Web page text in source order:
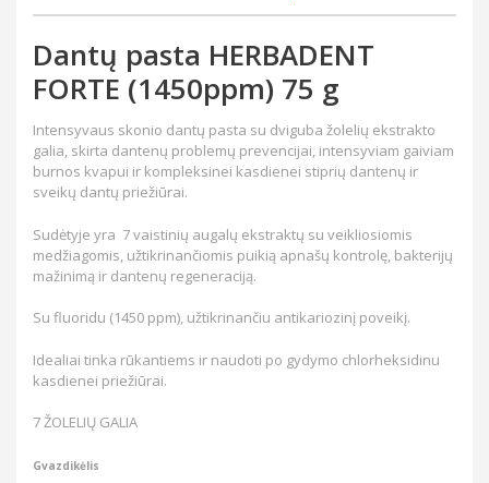
g
hidroksiapatitu 75 g
Dantų pasta HERBADENT
FORTE (1450ppm) 75 g
Intensyvaus skonio dantų pasta su dviguba žolelių ekstrakto
galia, skirta dantenų problemų prevencijai, intensyviam gaiviam
burnos kvapui ir kompleksinei kasdienei stiprių dantenų ir
sveikų dantų priežiūrai.
Sudėtyje yra 7 vaistinių augalų ekstraktų su veikliosiomis
medžiagomis, užtikrinančiomis puikią apnašų kontrolę, bakterijų
mažinimą ir dantenų regeneraciją.
Su fluoridu (1450 ppm), užtikrinančiu antikariozinį poveikį.
Idealiai tinka rūkantiems ir naudoti po gydymo chlorheksidinu
kasdienei priežiūrai.
7 ŽOLELIŲ GALIA
Gvazdikėlis